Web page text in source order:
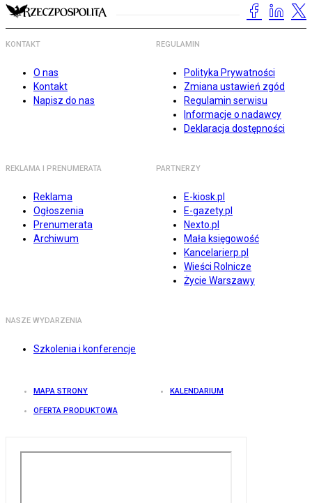
KONTAKT
O nas
Kontakt
Napisz do nas
REGULAMIN
Polityka Prywatności
Zmiana ustawień zgód
Regulamin serwisu
Informacje o nadawcy
Deklaracja dostępności
REKLAMA I PRENUMERATA
Reklama
Ogłoszenia
Prenumerata
Archiwum
PARTNERZY
E-kiosk.pl
E-gazety.pl
Nexto.pl
Mała księgowość
Kancelarierp.pl
Wieści Rolnicze
Życie Warszawy
NASZE WYDARZENIA
Szkolenia i konferencje
MAPA STRONY KALENDARIUM
OFERTA PRODUKTOWA